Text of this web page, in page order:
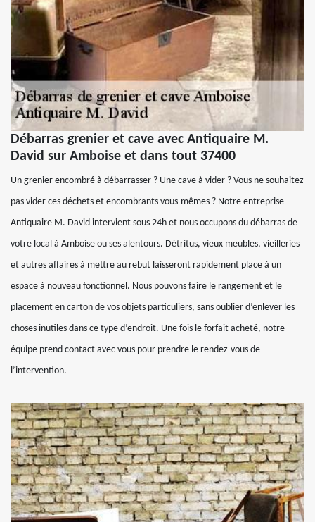
Débarras grenier et cave avec Antiquaire M.
David sur Amboise et dans tout 37400
Un grenier encombré à débarrasser ? Une cave à vider ? Vous ne souhaitez
pas vider ces déchets et encombrants vous-mêmes ? Notre entreprise
Antiquaire M. David intervient sous 24h et nous occupons du débarras de
votre local à Amboise ou ses alentours. Détritus, vieux meubles, vieilleries
et autres affaires à mettre au rebut laisseront rapidement place à un
espace à nouveau fonctionnel. Nous pouvons faire le rangement et le
placement en carton de vos objets particuliers, sans oublier d’enlever les
choses inutiles dans ce type d’endroit. Une fois le forfait acheté, notre
équipe prend contact avec vous pour prendre le rendez-vous de
l’intervention.